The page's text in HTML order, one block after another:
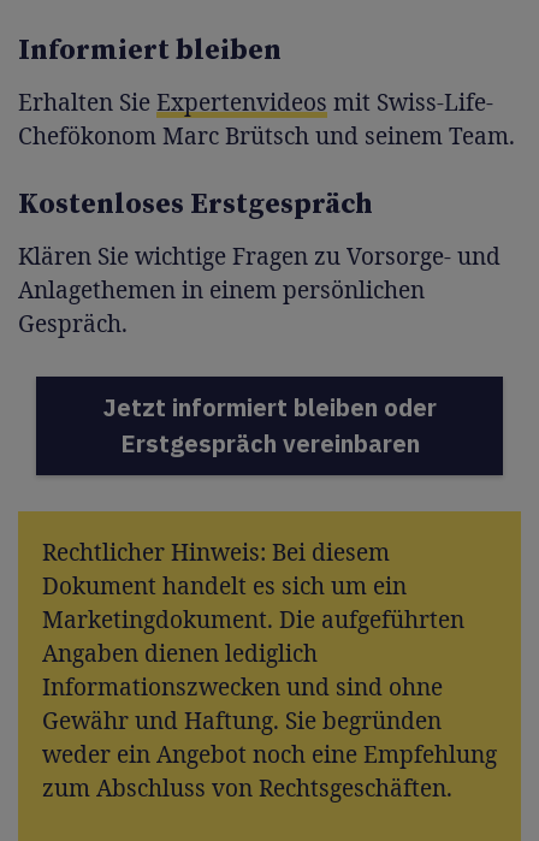
Informiert bleiben
Erhalten SieExpertenvideos mit Swiss-Life-
Chefökonom Marc Brütsch und seinem Team.
Kostenloses Erstgespräch
Klären Sie wichtige Fragen zu Vorsorge- und
Anlagethemen in einem persönlichen
Gespräch.
Jetzt informiert bleiben oder
Erstgespräch vereinbaren
Rechtlicher Hinweis: Bei diesem
Dokument handelt es sich um ein
Marketingdokument. Die aufgeführten
Angaben dienen lediglich
Informationszwecken und sind ohne
Gewähr und Haftung. Sie begründen
weder ein Angebot noch eine Empfehlung
zum Abschluss von Rechtsgeschäften.